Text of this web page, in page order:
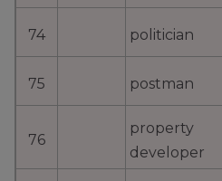
74 politician
75 postman
76
property
developer